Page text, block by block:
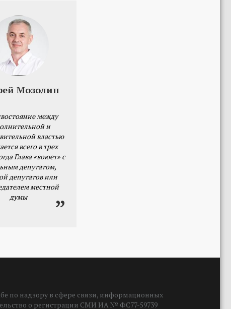
Мозолин
между
и
властью
всего в трех
Глава «воюет» с
депутатом,
депутатов или
местной
думы
по надзору в сфере связи, информационных
о регистрации СМИ ИА № ФС77-59739